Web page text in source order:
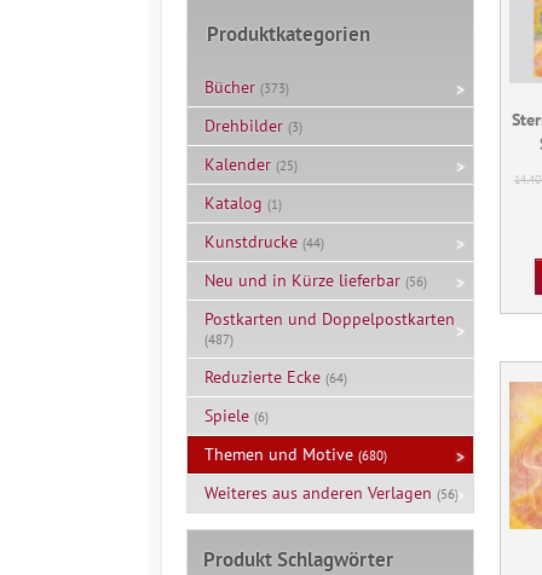
Produktkategorien
Bücher (373)
Drehbilder (3)
Kalender (25)
Katalog (1)
Kunstdrucke (44)
Neu und in Kürze lieferbar (56)
Postkarten und Doppelpostkarten
(487)
Reduzierte Ecke (64)
Spiele (6)
Themen und Motive (680)
Weiteres aus anderen Verlagen (56)
Produkt Schlagwörter